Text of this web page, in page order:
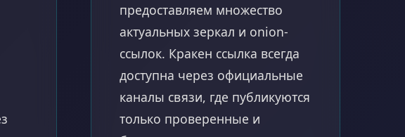
предоставляем множество
актуальных зеркал и onion-
ссылок. Кракен ссылка всегда
доступна через официальные
каналы связи, где публикуются
только проверенные и